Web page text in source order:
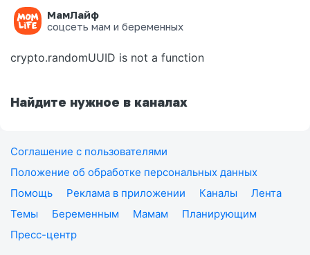
МамЛайф
соцсеть мам и беременных
Ошибка на странице
crypto.randomUUID is not a function
Найдите нужное в каналах
Соглашение с пользователями
Положение об обработке персональных данных
Помощь
Реклама в приложении Каналы
Лента
Темы
Беременным Мамам
Планирующим
Пресс-центр